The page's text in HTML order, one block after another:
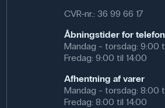
CVR-nr.: 36 99 66 17
Åbningstider for
Mandag - torsdag: 9:00
Fredag: 9:00 til 14:00
Afhentning af varer
Mandag - torsdag: 8:00
Fredag: 8:00 til 14:00